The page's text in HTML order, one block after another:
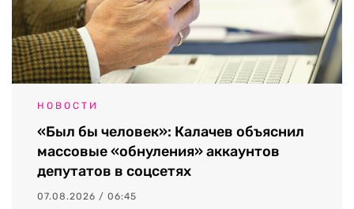
НОВОСТИ
«Был бы человек»: Калачев объяснил
массовые «обнуления» аккаунтов
депутатов в соцсетях
07.08.2026 / 06:45